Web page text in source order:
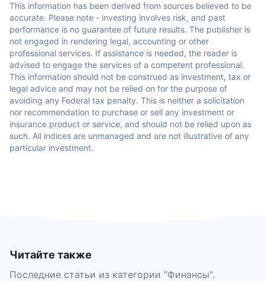
This information has been derived from sources believed to be
accurate. Please note - investing involves risk, and past
performance is no guarantee of future results. The publisher is
not engaged in rendering legal, accounting or other
professional services. If assistance is needed, the reader is
advised to engage the services of a competent professional.
This information should not be construed as investment, tax or
legal advice and may not be relied on for the purpose of
avoiding any Federal tax penalty. This is neither a solicitation
nor recommendation to purchase or sell any investment or
insurance product or service, and should not be relied upon as
such. All indices are unmanaged and are not illustrative of any
particular investment.
Читайте также
Последние статьи из категории "Финансы".